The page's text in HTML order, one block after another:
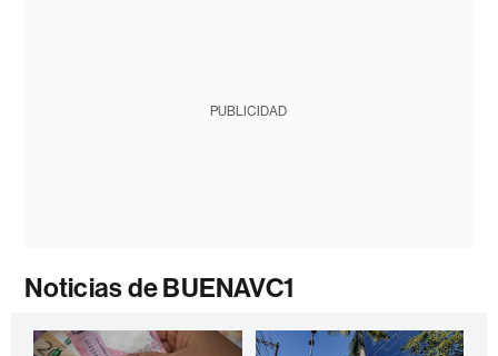
PUBLICIDAD
Noticias de BUENAVC1